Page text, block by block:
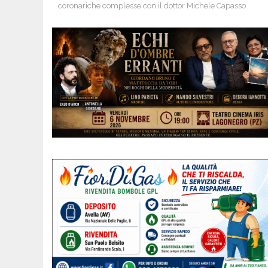
coronariche complesse con il dottor Michele Capasso